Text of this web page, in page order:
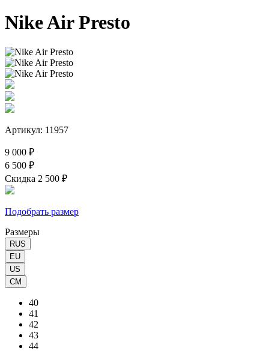
Nike Air Presto
Артикул: 11957
9 000 ₽
6 500 ₽
Скидка 2 500 ₽
Подобрать размер
Размеры
RUS
EU
US
CM
40
41
42
43
44